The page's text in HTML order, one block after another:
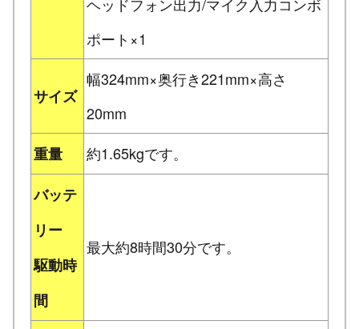
ポート×1
サイズ
幅324mm×奥行き221mm×高さ
20mm
重量
約1.65kgです。
バッテ
リー
駆動時
間
最大約8時間30分です。